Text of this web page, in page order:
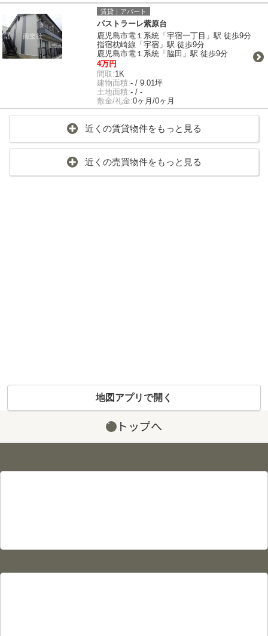
賃貸｜アパート
パストラーレ紫原台
鹿児島市電１系統「宇宿一丁目」駅 徒歩9分
指宿枕崎線「宇宿」駅 徒歩9分
鹿児島市電１系統「脇田」駅 徒歩9分
4万円
間取:1K
建物面積:- / 9.01坪
土地面積:- / -
敷金/礼金:0ヶ月/0ヶ月
近くの賃貸物件をもっと見る
近くの売買物件をもっと見る
地図アプリで開く
トップへ